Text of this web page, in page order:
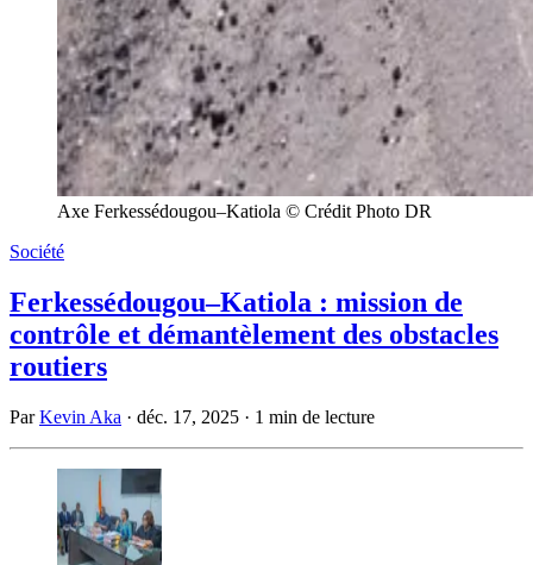
Axe Ferkessédougou–Katiola © Crédit Photo DR
Société
Ferkessédougou–Katiola : mission de
contrôle et démantèlement des obstacles
routiers
ParKevin Aka · déc. 17, 2025 · 1 min de lecture